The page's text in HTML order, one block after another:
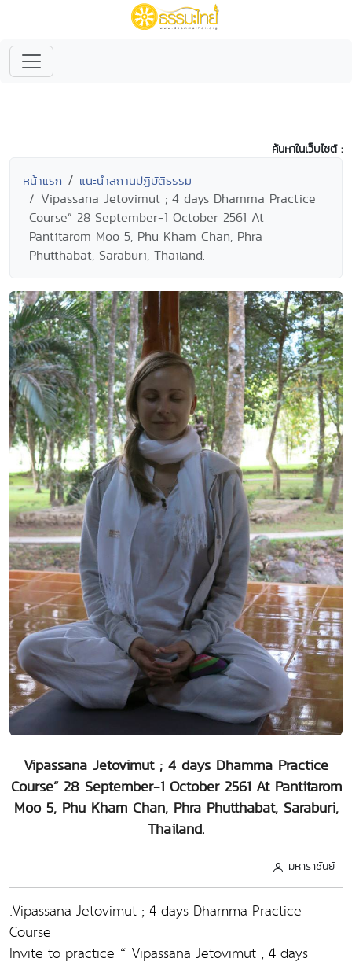
ค้นหาในเว็บไซต์ :
หน้าแรก แนะนำสถานปฏิบัติธรรม
Vipassana Jetovimut ; 4 days Dhamma Practice
Course” 28 September-1 October 2561 At
Pantitarom Moo 5, Phu Kham Chan, Phra
Phutthabat, Saraburi, Thailand.
Vipassana Jetovimut ; 4 days Dhamma Practice
Course” 28 September-1 October 2561 At Pantitarom
Moo 5, Phu Kham Chan, Phra Phutthabat, Saraburi,
Thailand.
มหาราชันย์
.Vipassana Jetovimut ; 4 days Dhamma Practice
Course
Invite to practice “ Vipassana Jetovimut ; 4 days